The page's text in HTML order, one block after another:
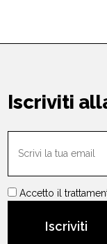
Iscriviti
Accetto il